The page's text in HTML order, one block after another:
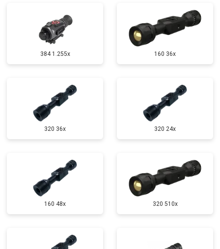
384 1.255х 160 36x
320 36x 320 24x
160 48x 320 510x